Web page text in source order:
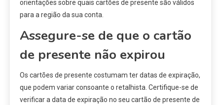
orientações sobre quais cartões de presente são válidos
para a região da sua conta.
Assegure-se de que o cartão
de presente não expirou
Os cartões de presente costumam ter datas de expiração,
que podem variar consoante o retalhista. Certifique-se de
verificar a data de expiração no seu cartão de presente de